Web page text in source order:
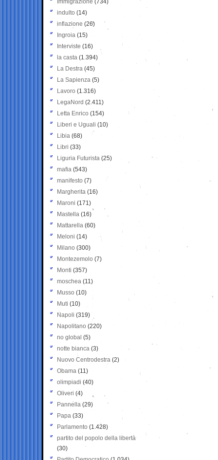
Immigrazione (734)
indulto (14)
inflazione (26)
Ingroia (15)
Interviste (16)
la casta (1.394)
La Destra (45)
La Sapienza (5)
Lavoro (1.316)
LegaNord (2.411)
Letta Enrico (154)
Liberi e Uguali (10)
Libia (68)
Libri (33)
Liguria Futurista (25)
mafia (543)
manifesto (7)
Margherita (16)
Maroni (171)
Mastella (16)
Mattarella (60)
Meloni (14)
Milano (300)
Montezemolo (7)
Monti (357)
moschea (11)
Musso (10)
Muti (10)
Napoli (319)
Napolitano (220)
no global (5)
notte bianca (3)
Nuovo Centrodestra (2)
Obama (11)
olimpiadi (40)
Oliveri (4)
Pannella (29)
Papa (33)
Parlamento (1.428)
partito del popolo della libertà
(30)